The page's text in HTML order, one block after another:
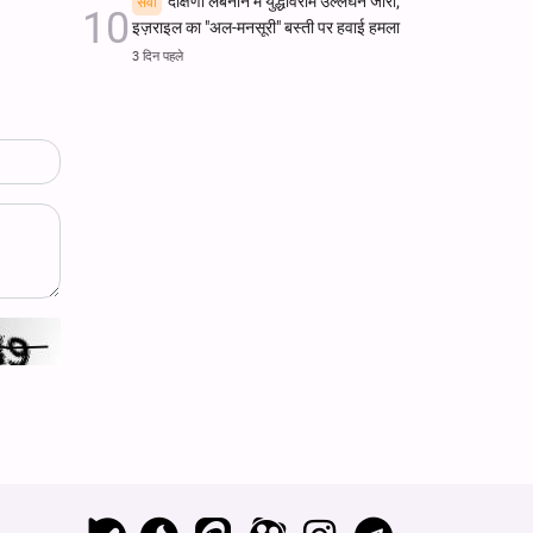
इज़राइल का "अल-मनसूरी" बस्ती पर हवाई हमला
3 दिन पहले